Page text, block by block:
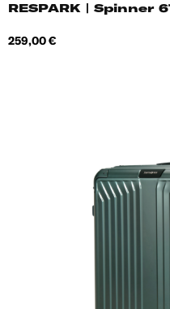
RESPARK | Spinner
Hind
259,00 €